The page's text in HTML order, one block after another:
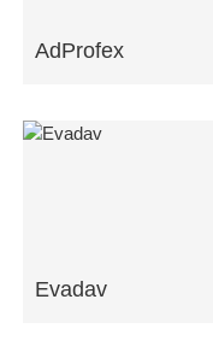
AdProfex
Evadav